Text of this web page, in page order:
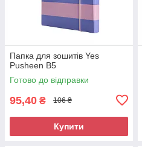
Папка для зошитів Yes
Pusheen В5
Готово до відправки
95,40 ₴ 106 ₴
Купити